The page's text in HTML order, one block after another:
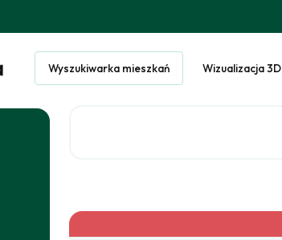
Wyszukiwarka mieszkań Wizualizacja 3D